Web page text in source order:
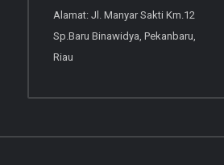
Alamat: Jl. Manyar Sakti Km.12
Sp.Baru Binawidya, Pekanbaru,
Riau